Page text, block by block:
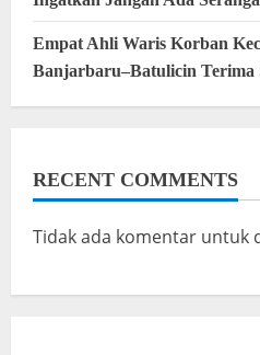
Empat Ahli Waris Korban
Banjarbaru–Batulicin Terima
RECENT COMMENTS
Tidak ada komentar untuk